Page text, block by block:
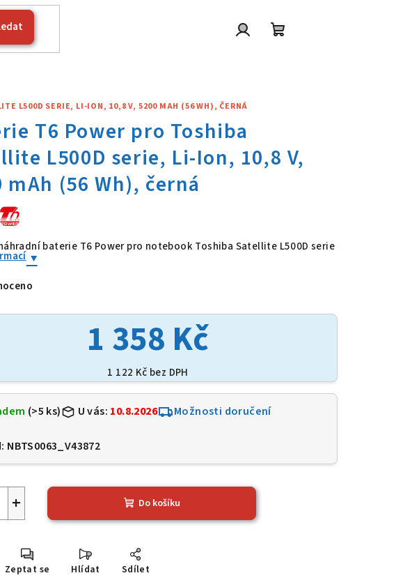
L500D SERIE, LI-ION, 10,8 V, 5200 MAH (56 WH), ČERNÁ
T6 Power pro Toshiba Satellite
baterie T6 Power pro notebook Toshiba Satellite L500D serie
1 358 Kč
1 122 Kč bez DPH
(>5 ks) U vás: 10.8.2026 Možnosti doručení
NBTS0063_V43872
+ Do košíku
Zeptat se Hlídat Sdílet